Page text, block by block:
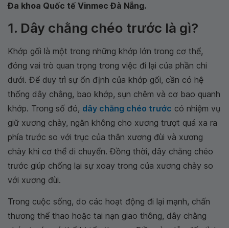
Đa khoa Quốc tế Vinmec Đà Nẵng.
1. Dây chằng chéo trước là gì?
Khớp gối là một trong những khớp lớn trong cơ thể,
đóng vai trò quan trọng trong việc đi lại của phần chi
dưới. Để duy trì sự ổn định của khớp gối, cần có hệ
thống dây chằng, bao khớp, sụn chêm và cơ bao quanh
khớp. Trong số đó, dây chằng chéo trước có nhiệm vụ
giữ xương chày, ngăn không cho xương trượt quá xa ra
phía trước so với trục của thân xương đùi và xương
chày khi cơ thể di chuyển. Đồng thời, dây chằng chéo
trước giúp chống lại sự xoay trong của xương chày so
với xương đùi.
Trong cuộc sống, do các hoạt động đi lại mạnh, chấn
thương thể thao hoặc tai nạn giao thông, dây chằng